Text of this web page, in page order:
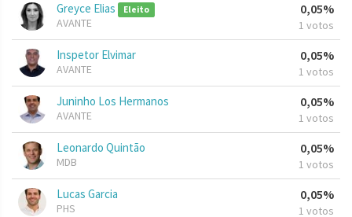
Greyce Elias Eleito
AVANTE
0,05%
1 votos
Inspetor Elvimar
AVANTE
0,05%
1 votos
Juninho Los Hermanos
AVANTE
0,05%
1 votos
Leonardo Quintão
MDB
0,05%
1 votos
Lucas Garcia
PHS
0,05%
1 votos